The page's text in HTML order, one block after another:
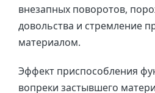
внезапных поворотов,
довольства и стремление
материалом.
Эффект приспособления
вопреки застывшего